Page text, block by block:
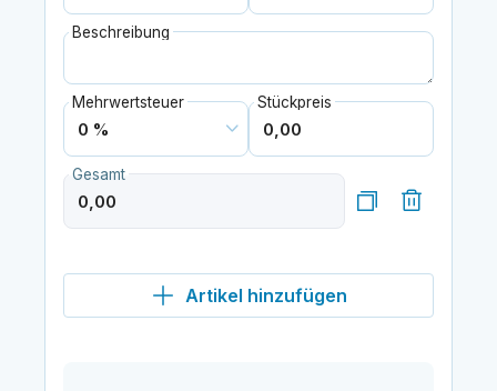
Beschreibung
Mehrwertsteuer Stückpreis
Gesamt
Artikel hinzufügen